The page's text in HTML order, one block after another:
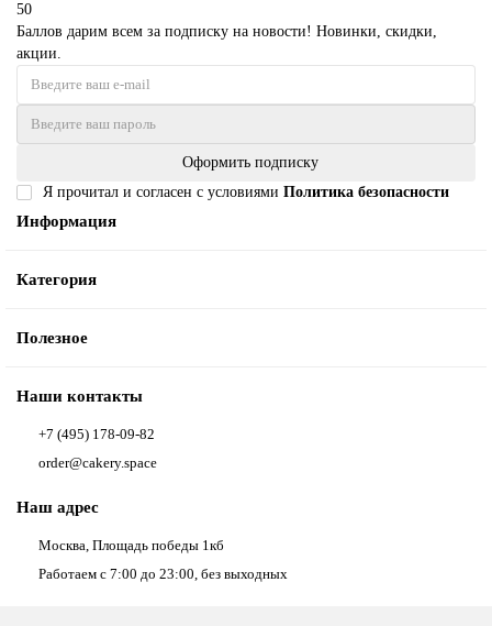
50
Баллов дарим всем за подписку на новости! Новинки, скидки,
акции.
Оформить подписку
Я прочитал и согласен с условиями Политика безопасности
Информация
Категория
Полезное
Наши контакты
+7 (495) 178-09-82
order@cakery.space
Наш адрес
Москва, Площадь победы 1кб
Работаем с 7:00 до 23:00, без выходных